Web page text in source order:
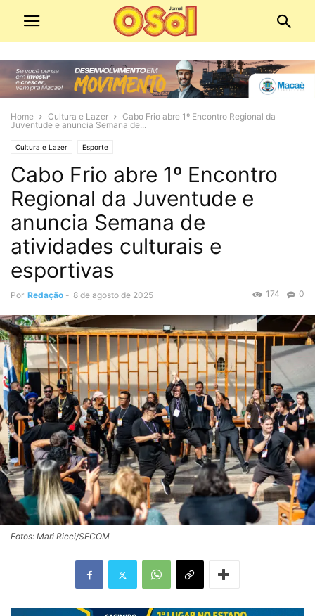
Home Cultura e Lazer
Cabo Frio abre 1º Encontro Regional da
Juventude e anuncia Semana de...
Cultura e Lazer Esporte
Cabo Frio abre 1º Encontro
Regional da Juventude e
anuncia Semana de
atividades culturais e
esportivas
Por Redação - 8 de agosto de 2025 0
174
Fotos: Mari Ricci/SECOM